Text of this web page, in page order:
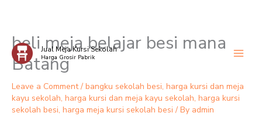
Skip
content
Jual Meja Kursi Sekolah
Harga Grosir Pabrik
beli meja belajar besi mana
Batang
Leave a Comment / bangku sekolah besi, harga kursi dan meja
kayu sekolah, harga kursi dan meja kayu sekolah, harga kursi
sekolah besi, harga meja kursi sekolah besi / By admin